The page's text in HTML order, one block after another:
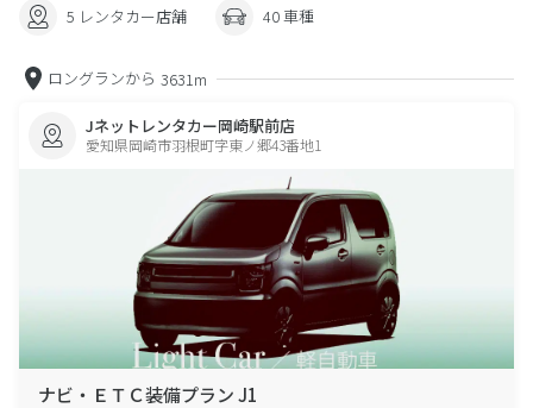
5 レンタカー店舗 40 車種
ロングランから 3631m
Jネットレンタカー岡崎駅前店
愛知県岡崎市羽根町字東ノ郷43番地1
ナビ・ＥＴＣ装備プラン J1